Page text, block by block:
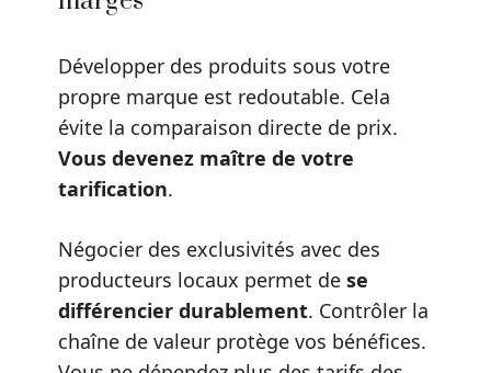
Développer des produits sous votre
propre marque est redoutable. Cela
évite la comparaison directe de prix.
Vous devenez maître de votre
tarification.
Négocier des exclusivités avec des
producteurs locaux permet de se
différencier durablement. Contrôler la
chaîne de valeur protège vos bénéfices.